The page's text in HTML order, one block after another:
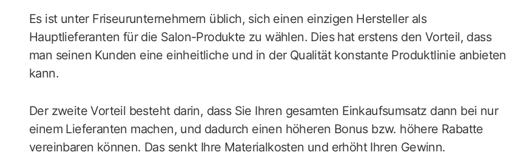
Es ist unter Friseurunternehmern üblich, sich einen einzigen Hersteller als
Hauptlieferanten für die Salon-Produkte zu wählen. Dies hat erstens den Vorteil, dass
man seinen Kunden eine einheitliche und in der Qualität konstante Produktlinie anbieten
kann.
Der zweite Vorteil besteht darin, dass Sie Ihren gesamten Einkaufsumsatz dann bei nur
einem Lieferanten machen, und dadurch einen höheren Bonus bzw. höhere Rabatte
vereinbaren können. Das senkt Ihre Materialkosten und erhöht Ihren Gewinn.